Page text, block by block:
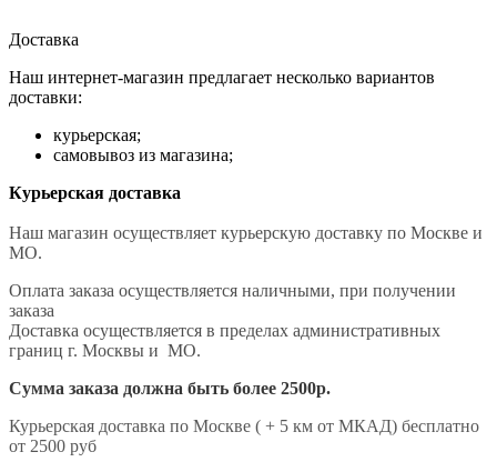
Доставка
Наш интернет-магазин предлагает несколько вариантов
доставки:
курьерская;
самовывоз из магазина;
Курьерская доставка
Наш магазин осуществляет курьерскую доставку по Москве и
МО.
Оплата заказа осуществляется наличными, при получении
заказа
Доставка осуществляется в пределах административных
границ г. Москвы и МО.
Сумма заказа должна быть более 2500р.
Курьерская доставка по Москве ( + 5 км от МКАД) бесплатно
от 2500 руб